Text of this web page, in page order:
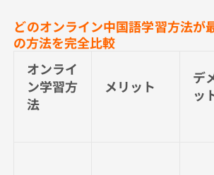
どのオンライン中国語学習方法が
の方法を完全比較
オンライ
ン学習方
法
メリット
デ
ッ